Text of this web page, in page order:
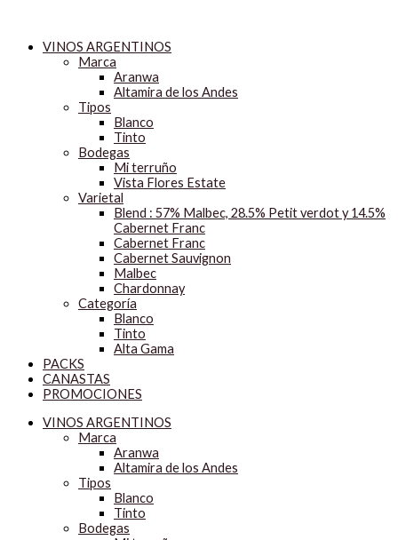
VINOS ARGENTINOS
Marca
Aranwa
Altamira de los Andes
Tipos
Blanco
Tinto
Bodegas
Mi terruño
Vista Flores Estate
Varietal
Blend : 57% Malbec, 28.5% Petit verdot y 14.5%
Cabernet Franc
Cabernet Franc
Cabernet Sauvignon
Malbec
Chardonnay
Categoría
Blanco
Tinto
Alta Gama
PACKS
CANASTAS
PROMOCIONES
VINOS ARGENTINOS
Marca
Aranwa
Altamira de los Andes
Tipos
Blanco
Tinto
Bodegas